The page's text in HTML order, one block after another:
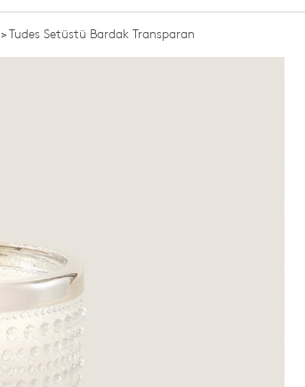
>Tudes Setüstü Bardak Transparan